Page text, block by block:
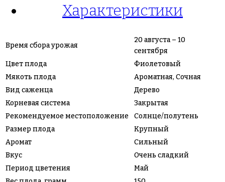
Характеристики
Время сбора урожая
20 августа – 10
сентября
Цвет плода
Фиолетовый
Мякоть плода
Ароматная, Сочная
Вид саженца
Дерево
Корневая система
Закрытая
Рекомендуемое местоположение
Солнце/полутень
Размер плода
Крупный
Аромат
Сильный
Вкус
Очень сладкий
Период цветения
Май